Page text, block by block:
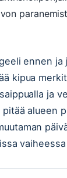
ennen ja
kipua
ja
alueen